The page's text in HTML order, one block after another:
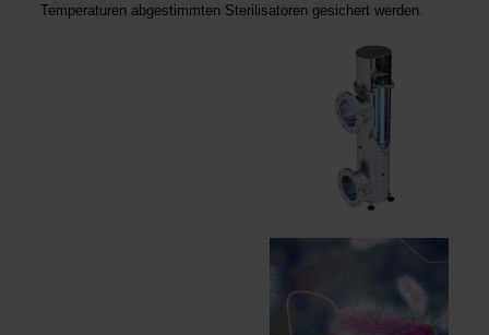
Temperaturen abgestimmten Sterilisatoren gesichert werden.